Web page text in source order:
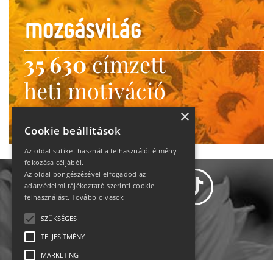
35 630címzett
heti motiváció
Ne maradj le!
×
Cookie beállítások
Az oldal sütiket használ a felhasználói élmény
fokozása céljából.
Az oldal böngészésével elfogadod az
adatvédelmi tájékoztató szerinti cookie
felhasználást. Tovább olvasok
SZÜKSÉGES
TELJESÍTMÉNY
MARKETING